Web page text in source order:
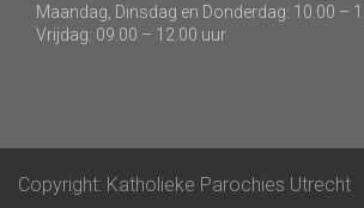
Maandag, Dinsdag en Donderdag: 10.00 –
Vrijdag: 09.00 – 12.00 uur
Copyright: Katholieke Parochies Utrecht